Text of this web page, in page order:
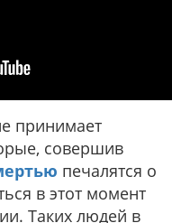
принимает
совершив
печалятся о
в этот момент
Таких людей в